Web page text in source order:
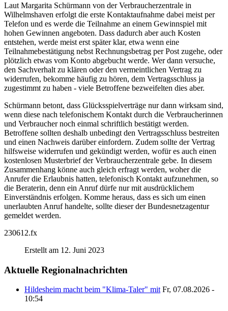
Laut Margarita Schürmann von der Verbraucherzentrale in
Wilhelmshaven erfolgt die erste Kontaktaufnahme dabei meist per
Telefon und es werde die Teilnahme an einem Gewinnspiel mit
hohen Gewinnen angeboten. Dass dadurch aber auch Kosten
entstehen, werde meist erst später klar, etwa wenn eine
Teilnahmebestätigung nebst Rechnungsbetrag per Post zugehe, oder
plötzlich etwas vom Konto abgebucht werde. Wer dann versuche,
den Sachverhalt zu klären oder den vermeintlichen Vertrag zu
widerrufen, bekomme häufig zu hören, dem Vertragsschluss ja
zugestimmt zu haben - viele Betroffene bezweifelten dies aber.
Schürmann betont, dass Glücksspielverträge nur dann wirksam sind,
wenn diese nach telefonischem Kontakt durch die Verbraucherinnen
und Verbraucher noch einmal schriftlich bestätigt werden.
Betroffene sollten deshalb unbedingt den Vertragsschluss bestreiten
und einen Nachweis darüber einfordern. Zudem sollte der Vertrag
hilfsweise widerrufen und gekündigt werden, wofür es auch einen
kostenlosen Musterbrief der Verbraucherzentrale gebe. In diesem
Zusammenhang könne auch gleich erfragt werden, woher die
Anrufer die Erlaubnis hatten, telefonisch Kontakt aufzunehmen, so
die Beraterin, denn ein Anruf dürfe nur mit ausdrücklichem
Einverständnis erfolgen. Komme heraus, dass es sich um einen
unerlaubten Anruf handelte, sollte dieser der Bundesnetzagentur
gemeldet werden.
230612.fx
Erstellt am 12. Juni 2023
Aktuelle Regionalnachrichten
Hildesheim macht beim "Klima-Taler" mit Fr, 07.08.2026 -
10:54